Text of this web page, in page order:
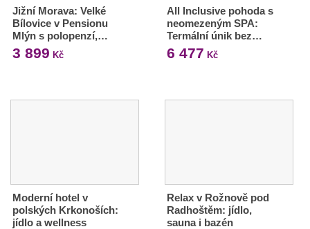
Jižní Morava: Velké
Bílovice v Pensionu
Mlýn s polopenzí,…
3 899 Kč
All Inclusive pohoda s
neomezeným SPA:
Termální únik bez…
6 477 Kč
Moderní hotel v
polských Krkonoších:
jídlo a wellness
Relax v Rožnově pod
Radhoštěm: jídlo,
sauna i bazén